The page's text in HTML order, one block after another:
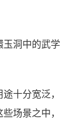
玉洞中的武学
十分宽泛，
场景之中，